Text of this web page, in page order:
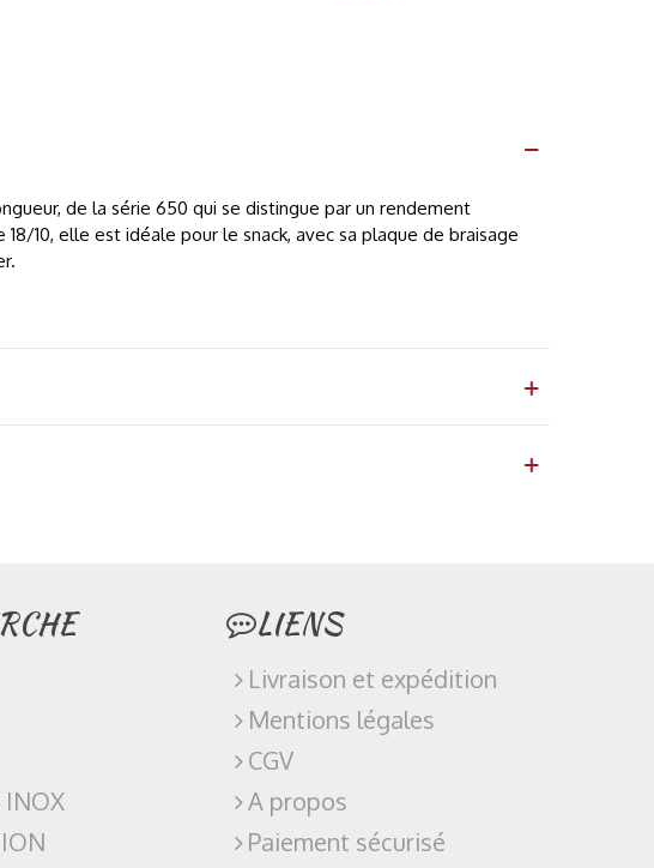
de la série 650 qui se distingue par un rendement
10, elle est idéale pour le snack, avec sa plaque de braisage
INOX
LIENS
Livraison et expédition
Mentions légales
CGV
A propos
Paiement sécurisé